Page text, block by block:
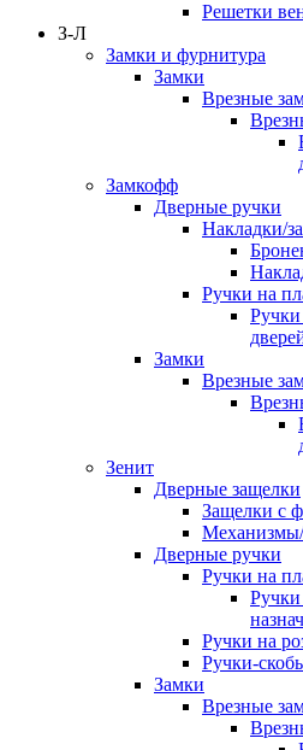
Решетки
З-Л
Замки и фурнитура
Замки
Врезные
Замкофф
Дверные ручки
Накладки/
Ручки на
Ручки
Замки
Врезные
Зенит
Дверные защелки
Защелки с
Механизмы/
Дверные ручки
Ручки на
Ручки на
Ручки-
Замки
Врезные